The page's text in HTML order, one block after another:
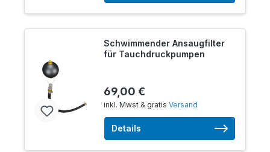
Schwimmender Ansaugfilter
für Tauchdruckpumpen
69,00 €
inkl. Mwst & gratis Versand
Details